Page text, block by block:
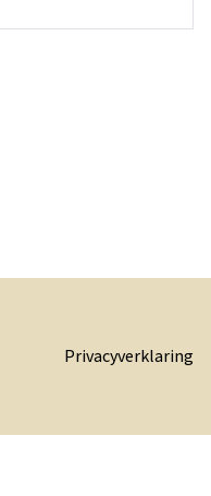
Privacyverklaring